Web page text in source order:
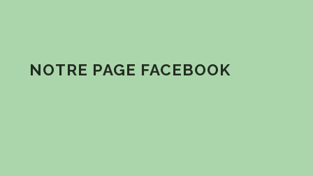
NOTRE PAGE FACEBOOK